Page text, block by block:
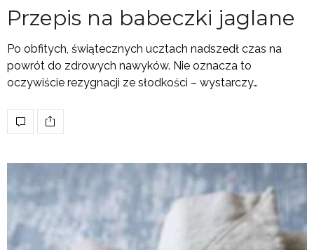
Przepis na babeczki jaglane
Po obfitych, świątecznych ucztach nadszedł czas na
powrót do zdrowych nawyków. Nie oznacza to
oczywiście rezygnacji ze słodkości – wystarczy…